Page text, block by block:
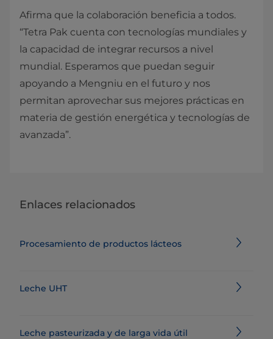
Afirma que la colaboración beneficia a todos.
“Tetra Pak cuenta con tecnologías mundiales y
la capacidad de integrar recursos a nivel
mundial. Esperamos que puedan seguir
apoyando a Mengniu en el futuro y nos
permitan aprovechar sus mejores prácticas en
materia de gestión energética y tecnologías de
avanzada”.
Enlaces relacionados
Procesamiento de productos lácteos
Leche UHT
Leche pasteurizada y de larga vida útil